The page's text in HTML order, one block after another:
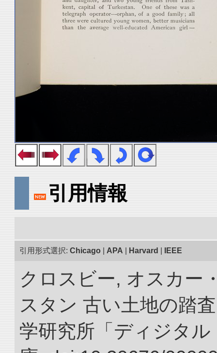
引用情報
引用形式選択: Chicago APA Harvard IEEE
クロスビー, オスカー
スタン 古い土地の踏
学研究所「ディジタ